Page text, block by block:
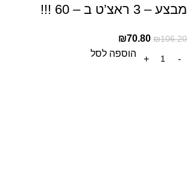
מבצע – 3 ראצ’ט ב – 60 !!!
₪106.20
₪70.80
הוספה לסל